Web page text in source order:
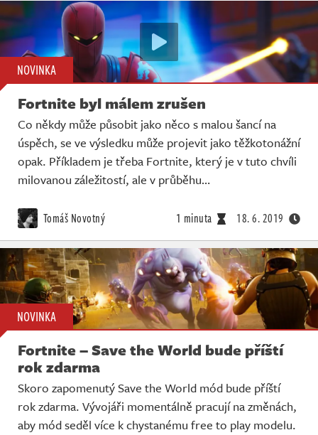
NOVINKA
Fortnite byl málem zrušen
Co někdy může působit jako něco s malou šancí na
úspěch, se ve výsledku může projevit jako těžkotonážní
opak. Příkladem je třeba Fortnite, který je v tuto chvíli
milovanou záležitostí, ale v průběhu…
Tomáš Novotný 1 minuta 18. 6. 2019
NOVINKA
Fortnite – Save the World bude příští
rok zdarma
Skoro zapomenutý Save the World mód bude příští
rok zdarma. Vývojáři momentálně pracují na změnách,
aby mód seděl více k chystanému free to play modelu.